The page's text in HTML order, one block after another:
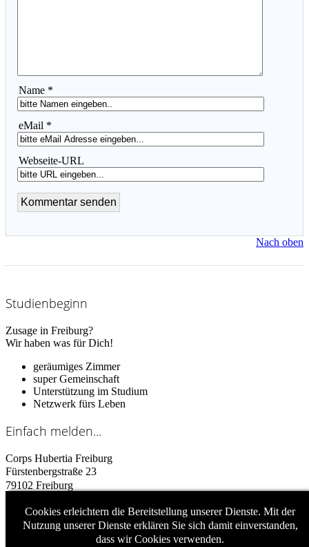
Name *
eMail *
Webseite-URL
Nach oben
Studienbeginn
Zusage in Freiburg?
Wir haben was für Dich!
geräumiges Zimmer
super Gemeinschaft
Unterstützung im Studium
Netzwerk fürs Leben
Einfach melden...
Corps Hubertia Freiburg
Fürstenbergstraße 23
79102 Freiburg
E-Mail:info@corps-hubertia.de
Cookies erleichtern die Bereitstellung unserer Dienste. Mit der
Nutzung unserer Dienste erklären Sie sich damit einverstanden,
dass wir Cookies verwenden.